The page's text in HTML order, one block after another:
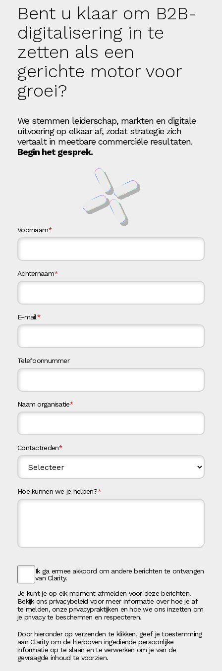
Bent u klaar om B2B-
digitalisering in te
zetten als een
gerichte motor voor
groei?
We stemmen leiderschap, markten en digitale
uitvoering op elkaar af, zodat strategie zich
vertaalt in meetbare commerciële resultaten.
Begin het gesprek.
Voornaam*
Achternaam*
E-mail*
Telefoonnummer
Naam organisatie*
Contactreden*
Hoe kunnen we je helpen?*
Ik ga ermee akkoord om andere berichten te ontvangen
van Clarity.
Je kunt je op elk moment afmelden voor deze berichten.
Bekijk ons privacybeleid voor meer informatie over hoe je af
te melden, onze privacypraktijken en hoe we ons inzetten om
je privacy te beschermen en respecteren.
Door hieronder op verzenden te klikken, geef je toestemming
aan Clarity om de hierboven ingediende persoonlijke
informatie op te slaan en te verwerken om je van de
gevraagde inhoud te voorzien.